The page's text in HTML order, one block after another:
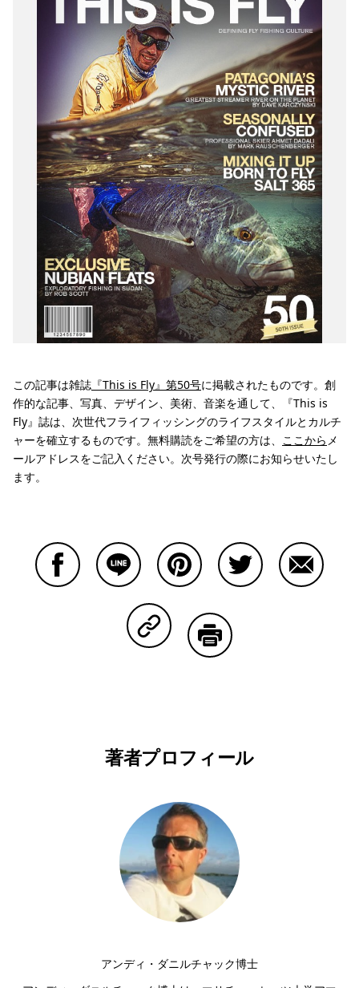
この記事は雑誌 『This is Fly』第50号に掲載されたものです。創
作的な記事、写真、デザイン、美術、音楽を通して、『This is
Fly』誌は、次世代フライフィッシングのライフスタイルとカルチ
ャーを確立するものです。無料購読をご希望の方は、 ここから メ
ールアドレスをご記入ください。次号発行の際にお知らせいたし
ます。
Copy Linkで共有する
著者プロフィール
アンディ・ダニルチャック博士